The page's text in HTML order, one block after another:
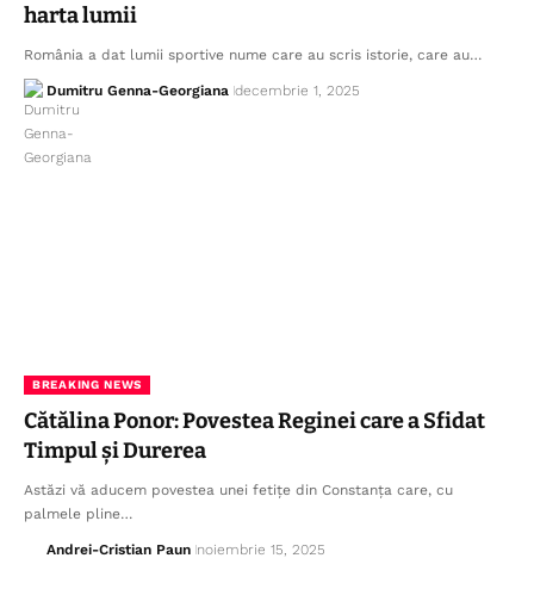
harta lumii
România a dat lumii sportive nume care au scris istorie, care au…
Dumitru Genna-Georgiana decembrie 1, 2025
BREAKING NEWS
Cătălina Ponor: Povestea Reginei care a Sfidat
Timpul și Durerea
Astăzi vă aducem povestea unei fetițe din Constanța care, cu
palmele pline…
Andrei-Cristian Paun noiembrie 15, 2025